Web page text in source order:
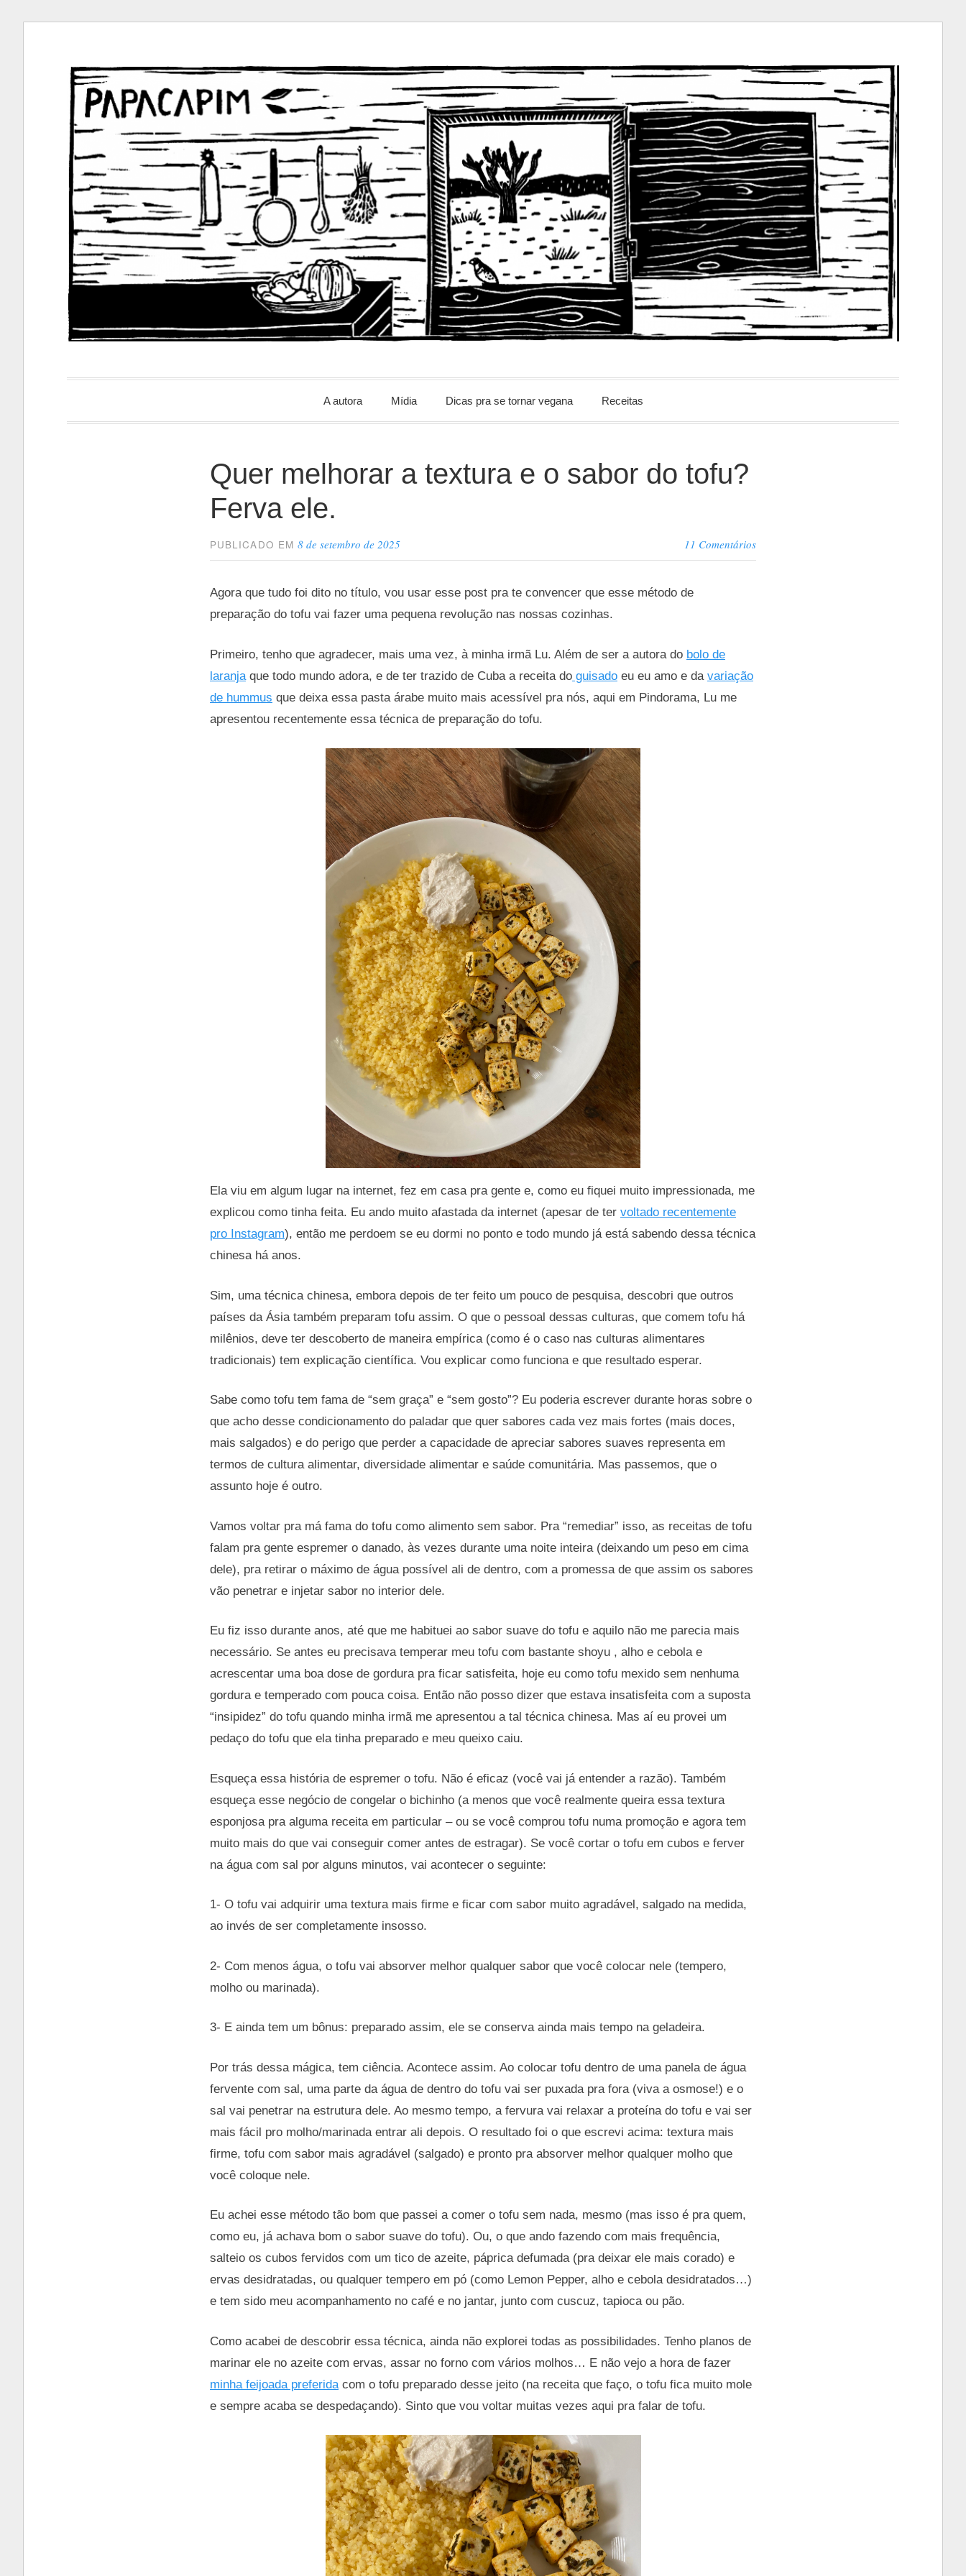
conteúdo
PapacapimA autora Mídia Dicas pra se tornar vegana Receitas
Quer melhorar a textura e o sabor do tofu?
Ferva ele.
PUBLICADO EM8 de setembro de 2025 11 Comentários
Agora que tudo foi dito no título, vou usar esse post pra te convencer que esse método de
preparação do tofu vai fazer uma pequena revolução nas nossas cozinhas.
Primeiro, tenho que agradecer, mais uma vez, à minha irmã Lu. Além de ser a autora do bolo de
laranjaque todo mundo adora, e de ter trazido de Cuba a receita do guisado eu eu amo e da variação
de hummus que deixa essa pasta árabe muito mais acessível pra nós, aqui em Pindorama, Lu me
apresentou recentemente essa técnica de preparação do tofu.
Ela viu em algum lugar na internet, fez em casa pra gente e, como eu fiquei muito impressionada, me
explicou como tinha feita. Eu ando muito afastada da internet (apesar de ter voltado recentemente
pro Instagram), então me perdoem se eu dormi no ponto e todo mundo já está sabendo dessa técnica
chinesa há anos.
Sim, uma técnica chinesa, embora depois de ter feito um pouco de pesquisa, descobri que outros
países da Ásia também preparam tofu assim. O que o pessoal dessas culturas, que comem tofu há
milênios, deve ter descoberto de maneira empírica (como é o caso nas culturas alimentares
tradicionais) tem explicação científica. Vou explicar como funciona e que resultado esperar.
Sabe como tofu tem fama de “sem graça” e “sem gosto”? Eu poderia escrever durante horas sobre o
que acho desse condicionamento do paladar que quer sabores cada vez mais fortes (mais doces,
mais salgados) e do perigo que perder a capacidade de apreciar sabores suaves representa em
termos de cultura alimentar, diversidade alimentar e saúde comunitária. Mas passemos, que o
assunto hoje é outro.
Vamos voltar pra má fama do tofu como alimento sem sabor. Pra “remediar” isso, as receitas de tofu
falam pra gente espremer o danado, às vezes durante uma noite inteira (deixando um peso em cima
dele), pra retirar o máximo de água possível ali de dentro, com a promessa de que assim os sabores
vão penetrar e injetar sabor no interior dele.
Eu fiz isso durante anos, até que me habituei ao sabor suave do tofu e aquilo não me parecia mais
necessário. Se antes eu precisava temperar meu tofu com bastante shoyu , alho e cebola e
acrescentar uma boa dose de gordura pra ficar satisfeita, hoje eu como tofu mexido sem nenhuma
gordura e temperado com pouca coisa. Então não posso dizer que estava insatisfeita com a suposta
“insipidez” do tofu quando minha irmã me apresentou a tal técnica chinesa. Mas aí eu provei um
pedaço do tofu que ela tinha preparado e meu queixo caiu.
Esqueça essa história de espremer o tofu. Não é eficaz (você vai já entender a razão). Também
esqueça esse negócio de congelar o bichinho (a menos que você realmente queira essa textura
esponjosa pra alguma receita em particular – ou se você comprou tofu numa promoção e agora tem
muito mais do que vai conseguir comer antes de estragar). Se você cortar o tofu em cubos e ferver
na água com sal por alguns minutos, vai acontecer o seguinte:
1- O tofu vai adquirir uma textura mais firme e ficar com sabor muito agradável, salgado na medida,
ao invés de ser completamente insosso.
2- Com menos água, o tofu vai absorver melhor qualquer sabor que você colocar nele (tempero,
molho ou marinada).
3- E ainda tem um bônus: preparado assim, ele se conserva ainda mais tempo na geladeira.
Por trás dessa mágica, tem ciência. Acontece assim. Ao colocar tofu dentro de uma panela de água
fervente com sal, uma parte da água de dentro do tofu vai ser puxada pra fora (viva a osmose!) e o
sal vai penetrar na estrutura dele. Ao mesmo tempo, a fervura vai relaxar a proteína do tofu e vai ser
mais fácil pro molho/marinada entrar ali depois. O resultado foi o que escrevi acima: textura mais
firme, tofu com sabor mais agradável (salgado) e pronto pra absorver melhor qualquer molho que
você coloque nele.
Eu achei esse método tão bom que passei a comer o tofu sem nada, mesmo (mas isso é pra quem,
como eu, já achava bom o sabor suave do tofu). Ou, o que ando fazendo com mais frequência,
salteio os cubos fervidos com um tico de azeite, páprica defumada (pra deixar ele mais corado) e
ervas desidratadas, ou qualquer tempero em pó (como Lemon Pepper, alho e cebola desidratados…)
e tem sido meu acompanhamento no café e no jantar, junto com cuscuz, tapioca ou pão.
Como acabei de descobrir essa técnica, ainda não explorei todas as possibilidades. Tenho planos de
marinar ele no azeite com ervas, assar no forno com vários molhos… E não vejo a hora de fazer
minha feijoada preferidacom o tofu preparado desse jeito (na receita que faço, o tofu fica muito mole
e sempre acaba se despedaçando). Sinto que vou voltar muitas vezes aqui pra falar de tofu.